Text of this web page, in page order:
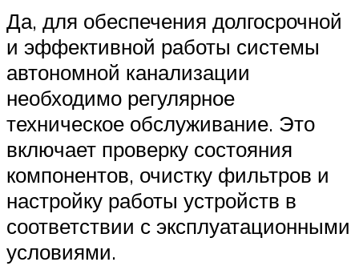
Да, для обеспечения долгосрочной
и эффективной работы системы
автономной канализации
необходимо регулярное
техническое обслуживание. Это
включает проверку состояния
компонентов, очистку фильтров и
настройку работы устройств в
соответствии с эксплуатационными
условиями.